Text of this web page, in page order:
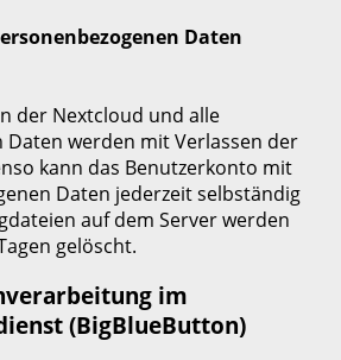
Daten
der Nextcloud und alle
Daten werden mit Verlassen der
kann das Benutzerkonto mit
Daten jederzeit selbständig
auf dem Server werden
gelöscht.
im
(BigBlueButton)